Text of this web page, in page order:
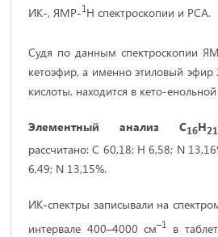
ИК-, ЯМР-1H спектроскопии и РСА.
Судя по данным спектроскопии
кетоэфир, а именно этиловый эфир
кислоты, находится в кето-
Элементный анализ C16H21
рассчитано: C 60,18; Н 6,58; N
6,49; N 13,15%.
ИК-спектры записывали на
интервале 400–4000 см–1 в